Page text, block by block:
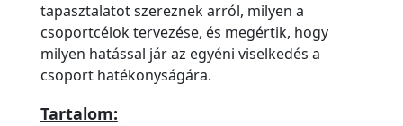
tapasztalatot szereznek arról, milyen a
csoportcélok tervezése, és megértik, hogy
milyen hatással jár az egyéni viselkedés a
csoport hatékonyságára.
Tartalom: